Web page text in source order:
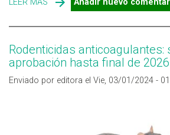
DE ROEDORES Y UN USO
RODENTICIDAS
Rodenticidas anticoagulantes:
aprobación hasta final de 2026
Enviado por editora el Vie, 03/01/2024 -